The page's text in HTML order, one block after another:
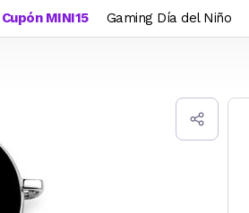
Cupón MINI15 Gaming Día del Niño